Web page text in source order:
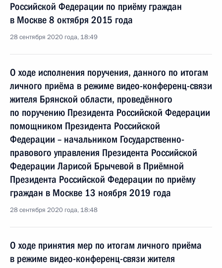
Российской Федерации по приёму граждан
в Москве 8 октября 2015 года
28 сентября 2020 года, 18:49
О ходе исполнения поручения, данного по итогам
личного приёма в режиме видео-конференц-связи
жителя Брянской области, проведённого
по поручению Президента Российской Федерации
помощником Президента Российской
Федерации – начальником Государственно-
правового управления Президента Российской
Федерации Ларисой Брычевой в Приёмной
Президента Российской Федерации по приёму
граждан в Москве 13 ноября 2019 года
28 сентября 2020 года, 18:48
О ходе принятия мер по итогам личного приёма
в режиме видео-конференц-связи жителя